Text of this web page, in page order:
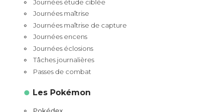
Journées étude ciblée
Journées maîtrise
Journées maîtrise de capture
Journées encens
Journées éclosions
Tâches journalières
Passes de combat
Les Pokémon